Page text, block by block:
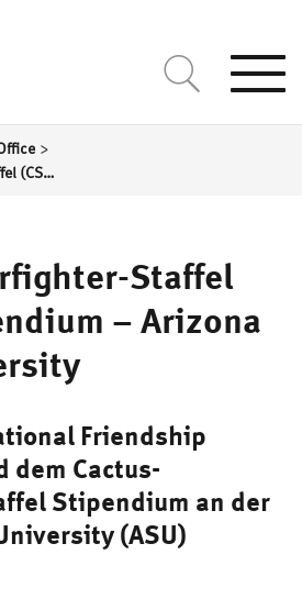
>
Cactus-Starfighter-Staffel (CSS) Stipendium – Arizona State University
Staffel
– Arizona
Friendship
dem Cactus-
Stipendium an der
(ASU)